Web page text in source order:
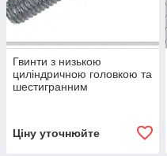
Гвинти з низькою
циліндричною головкою та
шестигранним
Ціну уточнюйте